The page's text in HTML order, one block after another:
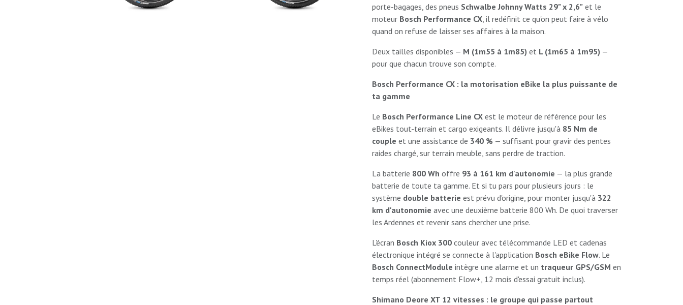
porte-bagages, des pneus Schwalbe Johnny Watts 29" x 2,6" et le
moteur Bosch Performance CX, il redéfinit ce qu'on peut faire à vélo
quand on refuse de laisser ses affaires à la maison.
Deux tailles disponibles — M (1m55 à 1m85) et L (1m65 à 1m95) —
pour que chacun trouve son compte.
Bosch Performance CX : la motorisation eBike la plus puissante de
ta gamme
Le Bosch Performance Line CX est le moteur de référence pour les
eBikes tout-terrain et cargo exigeants. Il délivre jusqu'à 85 Nm de
couple et une assistance de 340 % — suffisant pour gravir des pentes
raides chargé, sur terrain meuble, sans perdre de traction.
La batterie 800 Wh offre 93 à 161 km d'autonomie — la plus grande
batterie de toute ta gamme. Et si tu pars pour plusieurs jours : le
système double batterie est prévu d'origine, pour monter jusqu'à 322
km d'autonomie avec une deuxième batterie 800 Wh. De quoi traverser
les Ardennes et revenir sans chercher une prise.
L'écran Bosch Kiox 300 couleur avec télécommande LED et cadenas
électronique intégré se connecte à l'application Bosch eBike Flow. Le
Bosch ConnectModule intègre une alarme et un traqueur GPS/GSM en
temps réel (abonnement Flow+, 12 mois d'essai gratuit inclus).
Shimano Deore XT 12 vitesses : le groupe qui passe partout